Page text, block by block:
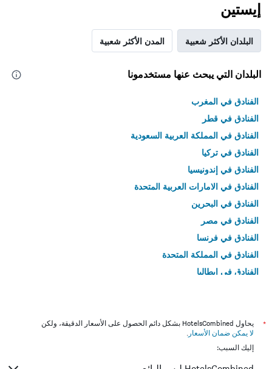
إيستين
البلدان الأكثر شعبية المدن الأكثر شعبية
البلدان التي يبحث عنها مستخدمونا
الفنادق في المغرب
الفنادق في قطر
الفنادق في المملكة العربية السعودية
الفنادق في تركيا
الفنادق في إندونيسيا
الفنادق في الامارات العربية المتحدة
الفنادق في البحرين
الفنادق في مصر
الفنادق في فرنسا
الفنادق في المملكة المتحدة
الفنادق في إيطاليا
*
يحاول HotelsCombined بشكل دائم الحصول على الأسعار الدقيقة، ولكن
لا يمكن ضمان الأسعار .
إليك السبب: